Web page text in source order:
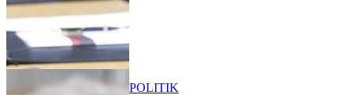
POLITIK